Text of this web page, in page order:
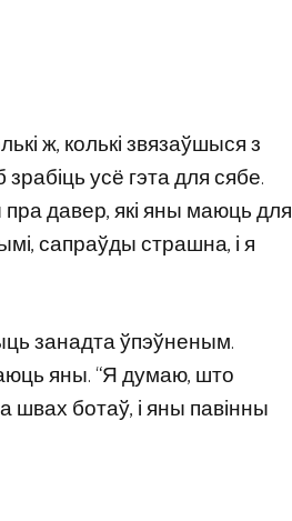
ж, колькі звязаўшыся з
усё гэта для сябе.
давер, які яны маюць для
сапраўды страшна, і я
занадта ўпэўненым.
яны. “Я думаю, што
швах ботаў, і яны павінны